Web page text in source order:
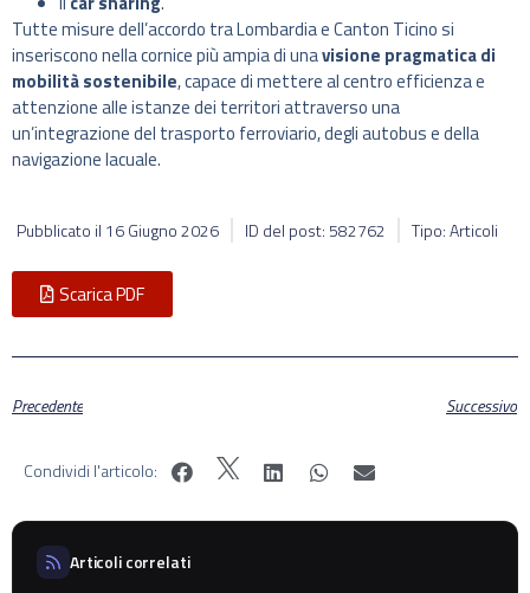
Tutte misure dell’accordo tra Lombardia e Canton Ticino si
inseriscono nella cornice più ampia di unavisione pragmatica di
mobilità sostenibile, capace di mettere al centro efficienza e
attenzione alle istanze dei territori attraverso una
un’integrazione del trasporto ferroviario, degli autobus e della
navigazione lacuale.
Pubblicato il 16 Giugno 2026 ID del post: 582762 Tipo: Articoli
Scarica PDF
Precedente Successivo
Condividi l'articolo:
Articoli correlati